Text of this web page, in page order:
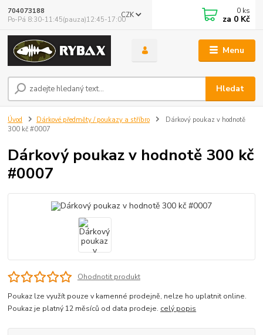
Menu
CZK
Hledat
704073188
Po-Pá 8:30-11:45(pauza)12:45-17:00
0 ks
za 0 Kč
Úvod Dárkové předměty / poukazy a stříbro
Dárkový poukaz v hodnotě
300 kč #0007
Dárkový poukaz v hodnotě 300 kč
#0007
Ohodnotit produkt
Poukaz lze využít pouze v kamenné prodejně, nelze ho uplatnit online.
Poukaz je platný 12 měsíců od data prodeje. celý popis